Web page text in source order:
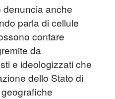
denuncia anche
parla di cellule
contare
da
e ideologizzati che
dello Stato di